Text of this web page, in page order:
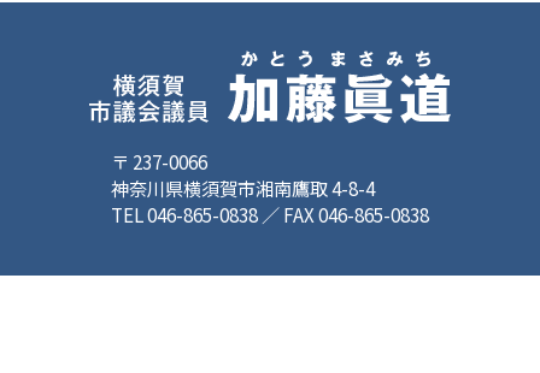
〒 237-0066
神奈川県横須賀市湘南鷹取 4-8-4
TEL 046-865-0838 ／ FAX 046-865-0838